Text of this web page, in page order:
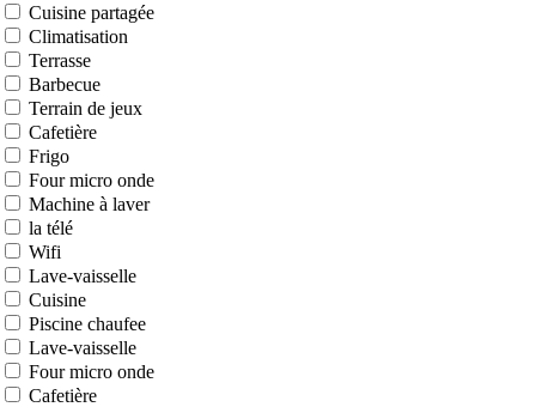
Cuisine partagée
Climatisation
Terrasse
Barbecue
Terrain de jeux
Cafetière
Frigo
Four micro onde
Machine à laver
la télé
Wifi
Lave-vaisselle
Cuisine
Piscine chaufee
Lave-vaisselle
Four micro onde
Cafetière